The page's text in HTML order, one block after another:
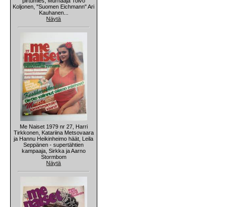
Koljonen, "Suomen Eichmann" Ari
Kauhanen...
Näytä
Me Naiset 1979 nr 27, Harri
Tirkkonen, Katariina Metsovaara
ja Hannu Heikinheimo häät, Leila
Seppänen - supertähtien
kampaaja, Sirkka ja Aarno
Stormbom
Näytä